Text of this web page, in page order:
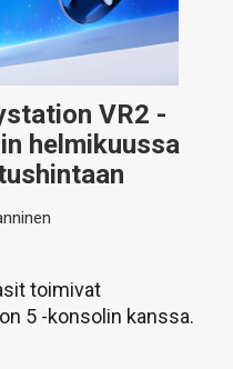
VR2 -
helmikuussa
toimivat
5 -konsolin kanssa.